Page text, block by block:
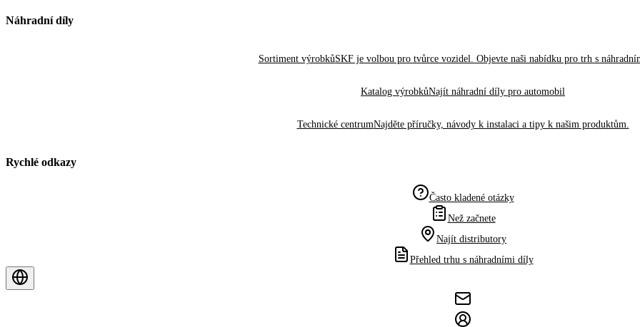
Náhradní díly
Sortiment výrobkůSKF je volbou pro tvůrce vozidel. Objevte naši nabídku pro trh s
Katalog výrobkůNajít náhradní díly pro automobil
Technické centrumNajděte příručky, návody k instalaci a tipy k našim produktům.
Rychlé odkazy
Často kladené otázky
Než začnete
Najít distributory
Přehled trhu s náhradními díly